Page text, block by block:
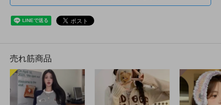
売れ筋商品